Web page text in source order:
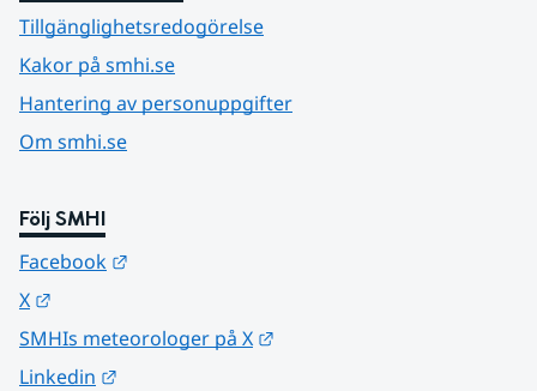
Tillgänglighetsredogörelse
Kakor på smhi.se
Hantering av personuppgifter
Om smhi.se
Följ SMHI
Facebook
X
SMHIs meteorologer på X
Linkedin